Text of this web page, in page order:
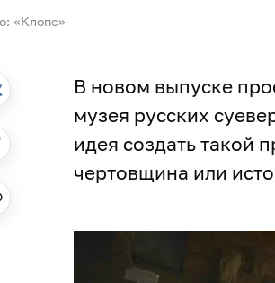
«Клопс»
В новом выпуске
музея русских
идея создать такой
чертовщина или